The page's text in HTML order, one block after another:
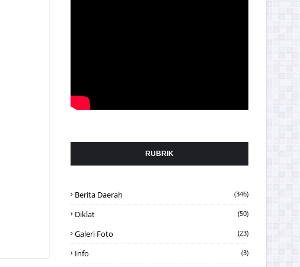
RUBRIK
Berita Daerah (346)
Diklat (50)
Galeri Foto (23)
Info (3)